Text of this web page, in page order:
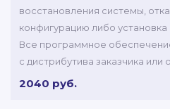
восстановления системы,
конфигурацию либо установка
Все программное
с дистрибутива заказчика или
2040 руб.